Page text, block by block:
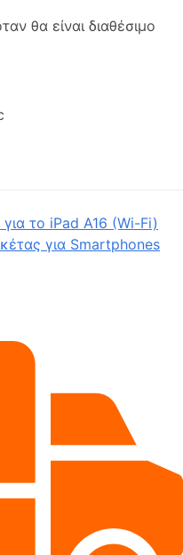
θα είναι διαθέσιμο
το iPad A16 (Wi-Fi)
για Smartphones